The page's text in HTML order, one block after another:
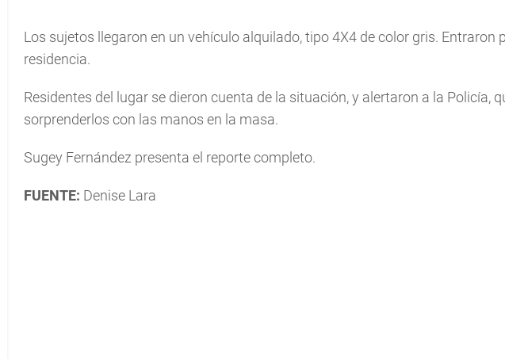
Los sujetos llegaron en un vehículo alquilado, tipo 4X4 de color gris. Entraron
residencia.
Residentes del lugar se dieron cuenta de la situación, y alertaron a la Policía,
sorprenderlos con las manos en la masa.
Sugey Fernández presenta el reporte completo.
FUENTE: Denise Lara